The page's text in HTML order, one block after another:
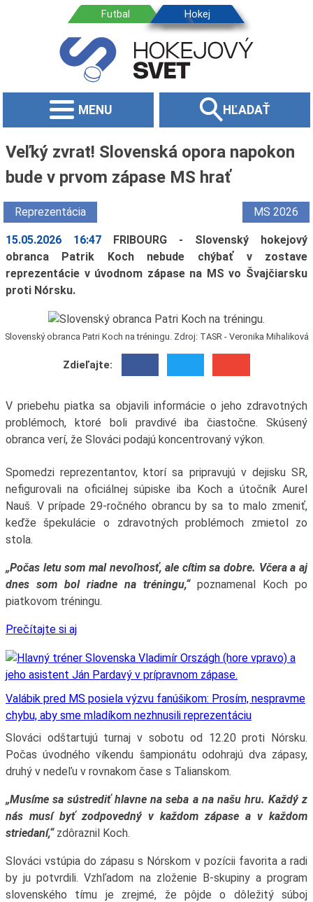
MENU HĽADAŤ
Veľký zvrat! Slovenská opora napokon
bude v prvom zápase MS hrať
Reprezentácia MS 2026
15.05.2026 16:47
FRIBOURG - Slovenský hokejový
obranca Patrik Koch nebude chýbať v zostave
reprezentácie v úvodnom zápase na MS vo Švajčiarsku
proti Nórsku.
Slovenský obranca Patri Koch na tréningu. Zdroj: TASR - Veronika Mihaliková
Zdieľajte:
V priebehu piatka sa objavili informácie o jeho zdravotných
problémoch, ktoré boli pravdivé iba čiastočne. Skúsený
obranca verí, že Slováci podajú koncentrovaný výkon.
Spomedzi reprezentantov, ktorí sa pripravujú v dejisku SR,
nefigurovali na oficiálnej súpiske iba Koch a útočník Aurel
Nauš. V prípade 29-ročného obrancu by sa to malo zmeniť,
keďže špekulácie o zdravotných problémoch zmietol zo
stola.
„Počas letu som mal nevoľnosť, ale cítim sa dobre. Včera a aj
dnes som bol riadne na tréningu,“poznamenal Koch po
piatkovom tréningu.
Prečítajte si aj
Valábik pred MS posiela výzvu fanúšikom: Prosím, nespravme
chybu, aby sme mladíkom nezhnusili reprezentáciu
Slováci odštartujú turnaj v sobotu od 12.20 proti Nórsku.
Počas úvodného víkendu šampionátu odohrajú dva zápasy,
druhý v nedeľu v rovnakom čase s Talianskom.
„Musíme sa sústrediť hlavne na seba a na našu hru. Každý z
nás musí byť zodpovedný v každom zápase a v každom
striedaní,“zdôraznil Koch.
Slováci vstúpia do zápasu s Nórskom v pozícii favorita a radi
by ju potvrdili. Vzhľadom na zloženie B-skupiny a program
slovenského tímu je zrejmé, že pôjde o dôležitý súboj